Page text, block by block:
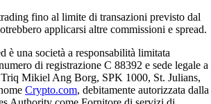
fino al limite di transazioni previsto dal
applicarsi altre commissioni e spread.
una società a responsabilità limitata
di registrazione C 88392 e sede legale a
Mikiel Ang Borg, SPK 1000, St. Julians,
Crypto.com, debitamente autorizzata dalla